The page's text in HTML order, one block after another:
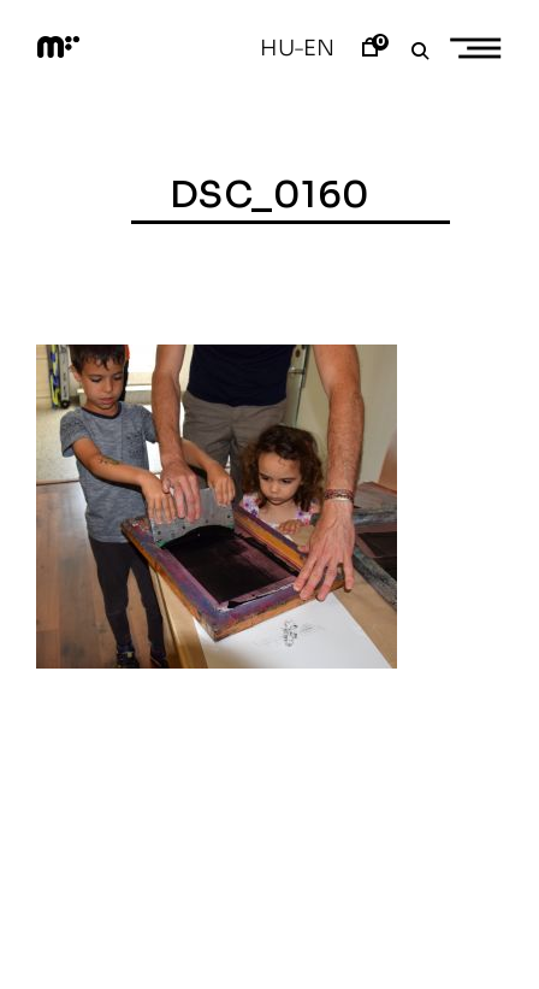
content
HU–EN 0
DSC_0160